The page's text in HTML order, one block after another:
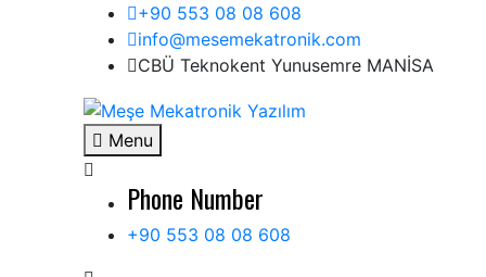
+90 553 08 08 608
info@mesemekatronik.com
CBÜ Teknokent Yunusemre MANİSA
Meşe Mekatronik Yazılım
Otomasyon, Robotik, Yazılım, Elektronik,
Menu
Phone Number
+90 553 08 08 608